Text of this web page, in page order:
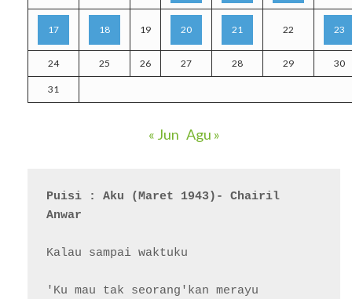
17 18 19 20 21 22 23
24 25 26 27 28 29 30
31
« Jun Agu »
Puisi : Aku (Maret 1943)- Chairil
Anwar
Kalau sampai waktuku
'Ku mau tak seorang'kan merayu